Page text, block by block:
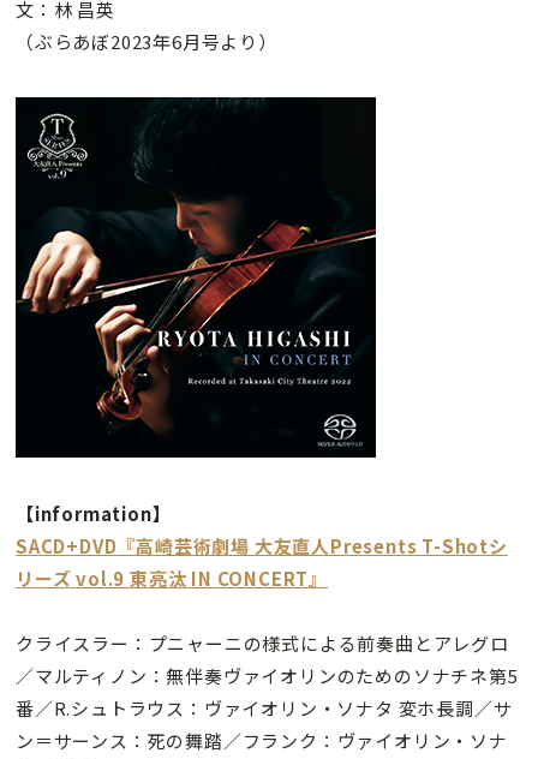
文：林 昌英
（ぶらあぼ2023年6月号より）
【information】
SACD+DVD『高崎芸術劇場 大友直人Presents T-Shotシ
リーズ vol.9 東亮汰 IN CONCERT』
クライスラー：プニャーニの様式による前奏曲とアレグロ
／マルティノン：無伴奏ヴァイオリンのためのソナチネ第5
番／R.シュトラウス：ヴァイオリン・ソナタ 変ホ長調／サ
ン＝サーンス：死の舞踏／フランク：ヴァイオリン・ソナ